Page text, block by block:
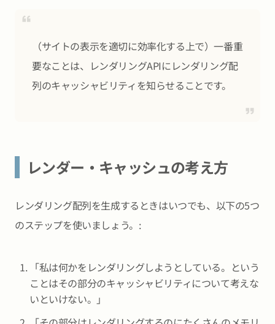
（サイトの表示を適切に効率化する上で）一番重
要なことは、レンダリングAPIにレンダリング配
列のキャッシャビリティを知らせることです。
レンダー・キャッシュの考え方
レンダリング配列を生成するときはいつでも、以下の5つ
のステップを使いましょう。:
「私は何かをレンダリングしようとしている。という
ことはその部分のキャッシャビリティについて考えな
いといけない。」